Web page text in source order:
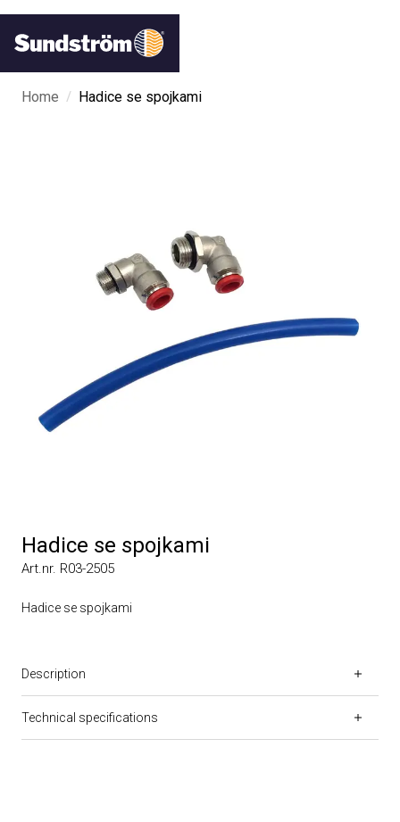
Home / Hadice se spojkami
Hadice se spojkami
Art.nr. R03-2505
Hadice se spojkami
Description
Technical specifications